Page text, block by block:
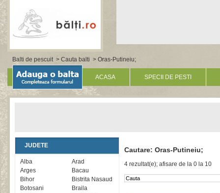
Balti de pescuit> Cauta balti > Oras-Putineiu;
ACASA SPECII DE PESTI
JUDETE
Alba
Arad
Arges
Bacau
Bihor
Bistrita Nasaud
Botosani
Braila
Cautare: Oras-Putineiu;
4 rezultat(e); afisare de la 0 la 10